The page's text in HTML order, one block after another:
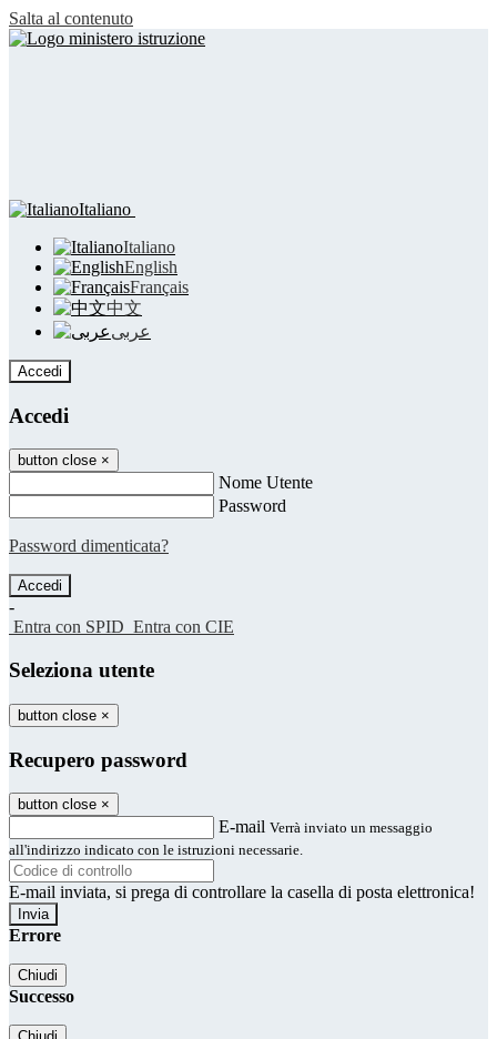
Salta al contenuto
Italiano
Italiano
English
Français
中文
عربى
Accedi
Accedi
button close ×
Nome Utente
Password
Password dimenticata?
-
Entra con SPID Entra con CIE
Seleziona utente
button close ×
Recupero password
button close ×
E-mail Verrà inviato un messaggio
all'indirizzo indicato con le istruzioni necessarie.
E-mail inviata, si prega di controllare la casella di posta elettronica!
Errore
Chiudi
Successo